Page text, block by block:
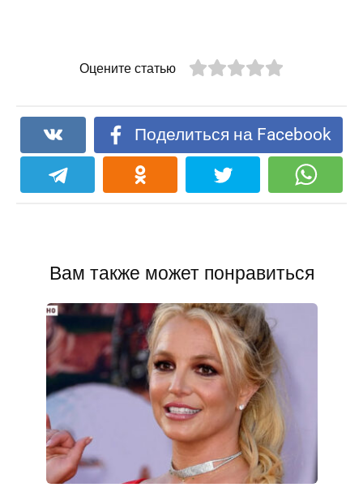
Оцените статью
Поделиться на Facebook
Вам также может понравиться